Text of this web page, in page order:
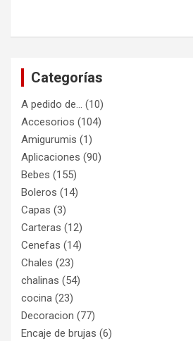
Categorías
A pedido de… (10)
Accesorios (104)
Amigurumis (1)
Aplicaciones (90)
Bebes (155)
Boleros (14)
Capas (3)
Carteras (12)
Cenefas (14)
Chales (23)
chalinas (54)
cocina (23)
Decoracion (77)
Encaje de brujas (6)